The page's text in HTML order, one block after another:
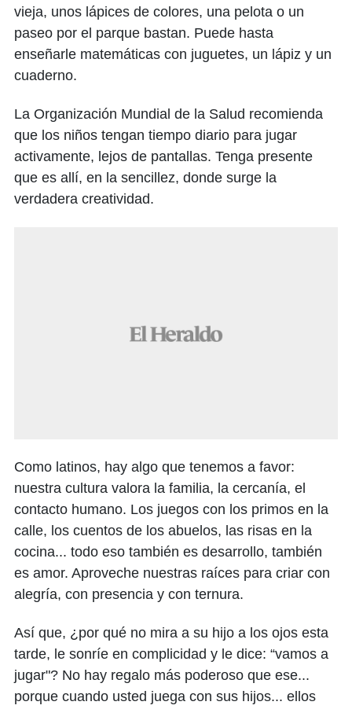
vieja, unos lápices de colores, una pelota o un
paseo por el parque bastan. Puede hasta
enseñarle matemáticas con juguetes, un lápiz y un
cuaderno.
La Organización Mundial de la Salud recomienda
que los niños tengan tiempo diario para jugar
activamente, lejos de pantallas. Tenga presente
que es allí, en la sencillez, donde surge la
verdadera creatividad.
Como latinos, hay algo que tenemos a favor:
nuestra cultura valora la familia, la cercanía, el
contacto humano. Los juegos con los primos en la
calle, los cuentos de los abuelos, las risas en la
cocina... todo eso también es desarrollo, también
es amor. Aproveche nuestras raíces para criar con
alegría, con presencia y con ternura.
Así que, ¿por qué no mira a su hijo a los ojos esta
tarde, le sonríe en complicidad y le dice: “vamos a
jugar"? No hay regalo más poderoso que ese...
porque cuando usted juega con sus hijos... ellos